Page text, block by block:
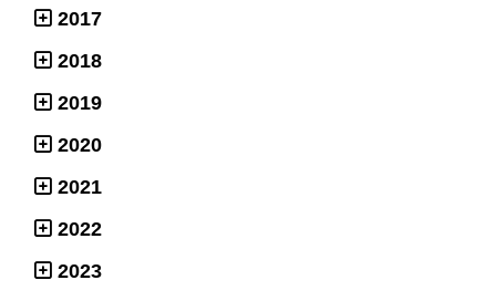
2017
2018
2019
2020
2021
2022
2023